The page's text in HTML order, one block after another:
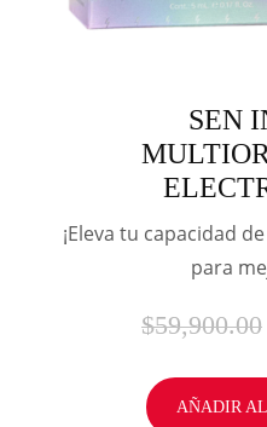
SEN
¡Eleva tu capacidad
para
$59,900.00
AÑADIR